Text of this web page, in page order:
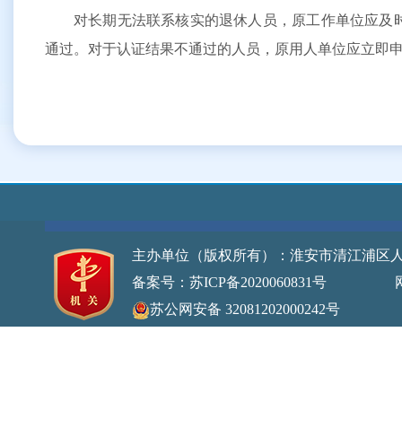
对长期无法联系核实的退休人员，原工作单位应
通过。对于认证结果不通过的人员，原用人单位应立即
主办单位（版权所有）：淮安市清江浦
备案号：苏ICP备2020060831号
网站
苏公网安备 32081202000242号